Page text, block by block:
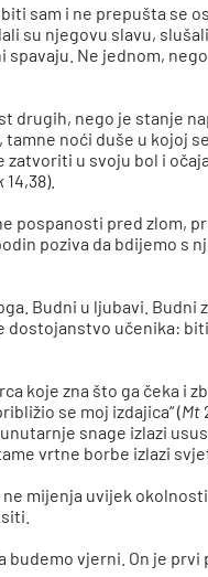
sam i ne prepušta se
su njegovu slavu,
spavaju. Ne jednom,
drugih, nego je stanje
noći duše u kojoj
u svoju bol i
14,38).
pospanosti pred
poziva da bdijemo
Budni u ljubavi.
učenika:
koje zna što ga čeka i
se moj izdajica“ (Mt
snage izlazi
vrtne borbe izlazi
mijenja uvijek
vjerni. On je